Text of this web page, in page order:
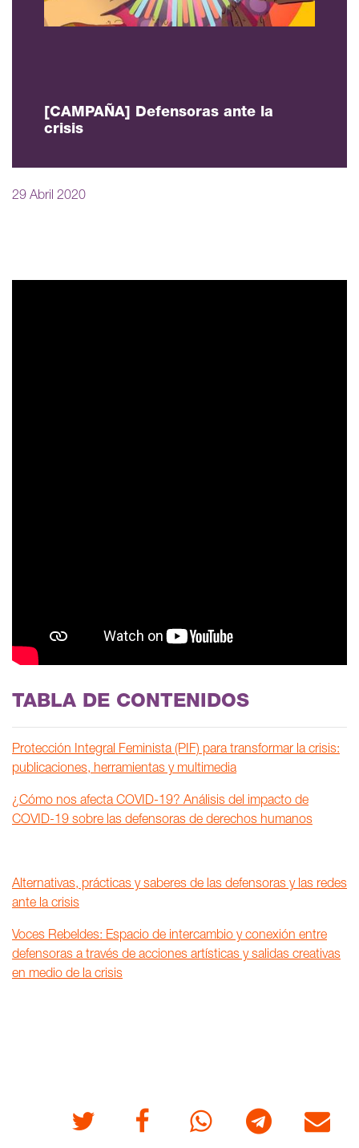
[CAMPAÑA] Defensoras ante la
crisis
29 Abril 2020
TABLA DE CONTENIDOS
Protección Integral Feminista (PIF) para transformar la crisis:
publicaciones, herramientas y multimedia
¿Cómo nos afecta COVID-19? Análisis del impacto de
COVID-19 sobre las defensoras de derechos humanos
Alternativas, prácticas y saberes de las defensoras y las redes
ante la crisis
Voces Rebeldes: Espacio de intercambio y conexión entre
defensoras a través de acciones artísticas y salidas creativas
en medio de la crisis
Twitter FacebookWhatsappTelegram Correo